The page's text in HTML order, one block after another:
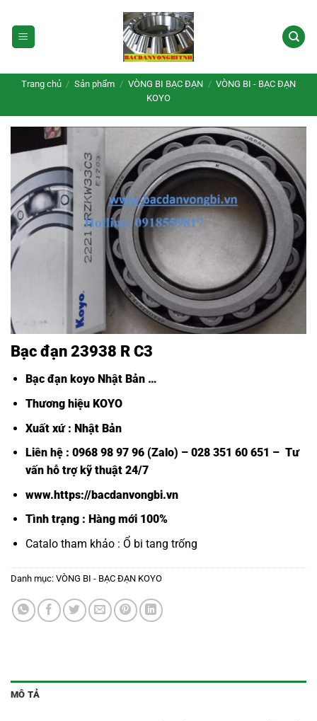
qua
nội
Trang chủ / Sản phẩm / VÒNG BI BẠC ĐẠN / VÒNG BI - BẠC ĐẠN
KOYO
Bạc đạn 23938 R C3
Bạc đạn koyo Nhật Bản…
Thương hiệu KOYO
Xuất xứ : Nhật Bản
Liên hệ : 0968 98 97 96 (Zalo) – 028 351 60 651 – Tư
vấn hỗ trợ kỹ thuật 24/7
www.https://bacdanvongbi.vn
Tình trạng : Hàng mới 100%
Catalo tham khảo : Ổ bi tang trống
Danh mục: VÒNG BI - BẠC ĐẠN KOYO
MÔ TẢ